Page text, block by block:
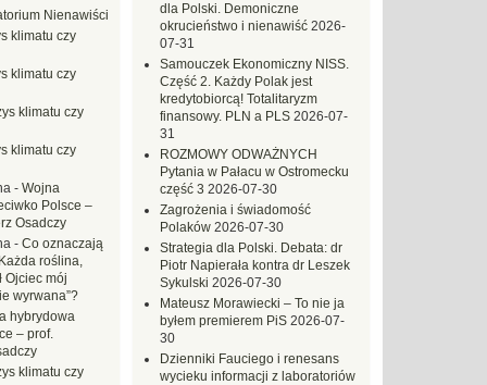
dla Polski. Demoniczne
okrucieństwo i nienawiść 2026-
07-31
Samouczek Ekonomiczny NISS.
Część 2. Każdy Polak jest
kredytobiorcą! Totalitaryzm
finansowy. PLN a PLS 2026-07-
31
ROZMOWY ODWAŻNYCH
Pytania w Pałacu w Ostromecku
część 3 2026-07-30
Zagrożenia i świadomość
Polaków 2026-07-30
Strategia dla Polski. Debata: dr
Piotr Napierała kontra dr Leszek
Sykulski 2026-07-30
Mateusz Morawiecki – To nie ja
byłem premierem PiS 2026-07-
30
Dzienniki Fauciego i renesans
wycieku informacji z laboratoriów
Nienawiści
klimatu czy
klimatu czy
klimatu czy
klimatu czy
- Wojna
Polsce –
Osadczy
- Co oznaczają
roślina,
Ojciec mój
wyrwana”?
hybrydowa
– prof.
klimatu czy